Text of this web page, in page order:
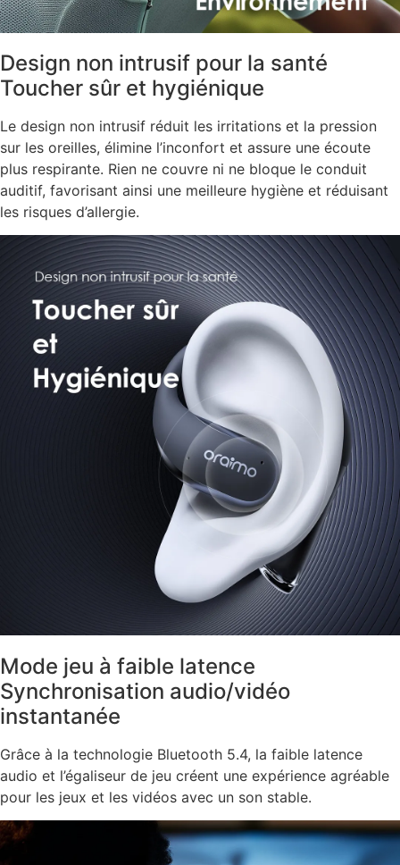
Design non intrusif pour la santé
Toucher sûr et hygiénique
Le design non intrusif réduit les irritations et la pression
sur les oreilles, élimine l’inconfort et assure une écoute
plus respirante. Rien ne couvre ni ne bloque le conduit
auditif, favorisant ainsi une meilleure hygiène et réduisant
les risques d’allergie.
Mode jeu à faible latence
Synchronisation audio/vidéo
instantanée
Grâce à la technologie Bluetooth 5.4, la faible latence
audio et l’égaliseur de jeu créent une expérience agréable
pour les jeux et les vidéos avec un son stable.